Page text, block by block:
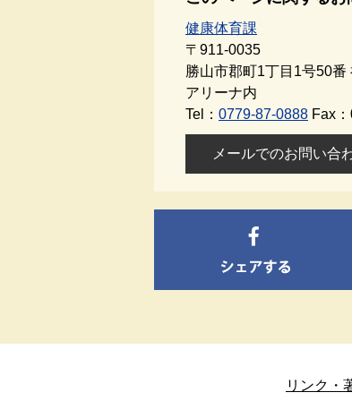
健康体育課
〒911-0035
勝山市郡町1丁目1号50
アリーナ内
Tel： 0779-87-0888 Fax
メールでのお問い合
リンク・